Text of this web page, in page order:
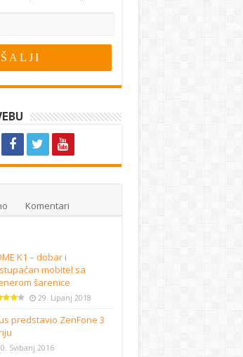
Komentari
K1 – dobar i
mobitel sa
šarenice
29. Lipanj 2018
predstavio ZenFone 3
Svibanj 2016